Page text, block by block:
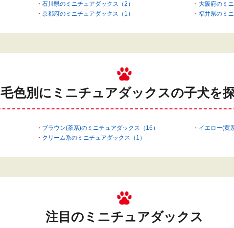
石川県のミニチュアダックス（2）
大阪府のミ
京都府のミニチュアダックス（1） 福井県のミ
毛色別にミニチュアダックスの子犬を
ブラウン(茶系)のミニチュアダックス（16）
イエロー(黄
クリーム系のミニチュアダックス（1）
注目のミニチュアダックス